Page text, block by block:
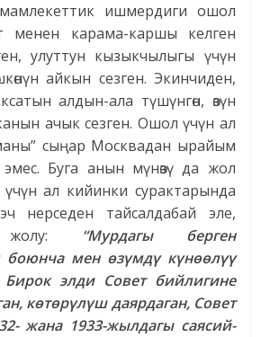
ишмердиги ошол
менен карама-каршы келген
улуттун кызыкчылыгы үчүн
айкын сезген. Экинчиден,
алдын-ала түшүнгөн, өзүн
ачык сезген. Ошол үчүн ал
сыңар Москвадан ырайым
эмес. Буга анын мүнөзү да жол
ал кийинки сурактарында
нерседен тайсалдабай эле,
“Мурдагы берген
боюнча мен өзүмдү күнөөлүү
элди Совет бийлигине
көтөрүлүш даярдаган, Совет
жана 1933-жылдагы саясий-